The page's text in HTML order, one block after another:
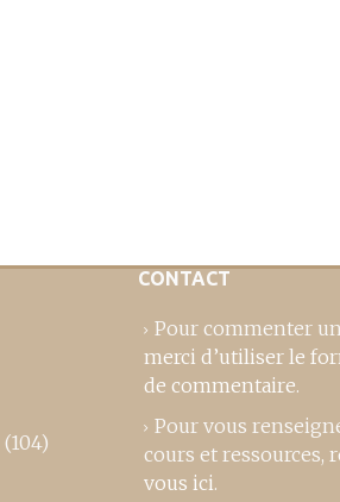
(104)
CONTACT
Pour commenter
merci d’utiliser le
de commentaire.
Pour vous
cours et ressources,
vous ici.